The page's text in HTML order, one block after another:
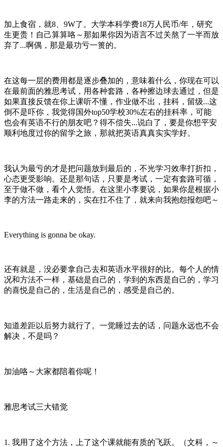
加上食宿，就8、9W了。大学本科学费18万人民币/年，研究
生更贵！自己算算咯～那如果你因为语言不过关熬了一半而放
弃了...啊偶，那是最功亏一篑的。
在这每一层的费用都是逐步叠加的，意味着什么，你现在可以
在最前面的雅思考试，用各种套路，各种擦边球去通过，但是
如果直接反馈在你上课听不懂，作业做不出，挂科，留级...这
倒不是吓你，我觉得国外top50学校30%左右的挂科率，可能
也会有英语不行的朋友吧？得不偿失...说白了，要是你想平安
顺利地度过你的留学之旅，那就把英语真真实实学好。
我认为最亏的才是把问题放到最后的，不光学习效率打折扣，
心态更受影响。还是那句话，只要是考试，一定有套路可循，
至于做不做，看个人觉悟。在这里小李要说，如果你是根据小
李的方法一路走来的，实在扛不住了，就来向我抱怨报怨吧～
Everything is gonna be okay.
还有就是，没必要拿自己去和英语水平很好的比。每个人的情
况和方法不一样，基础是自己的，学到的东西是自己的，学习
的喜悦是自己的，生活是自己的，感受是自己的。
知道差距以后努力就行了。一觉睡过去的话，问题永远也不会
解决，不是吗？
加油咯～大家都陪着你呢！
雅思考试三大错觉
1. 我用了这个方法，上了这个课就能有质的飞跃。（文科，～